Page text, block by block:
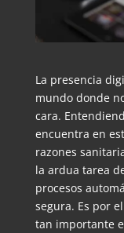
La presencia
mundo donde
cara.
encuentra en
razones
la ardua tarea
procesos
segura. Es por
tan importante